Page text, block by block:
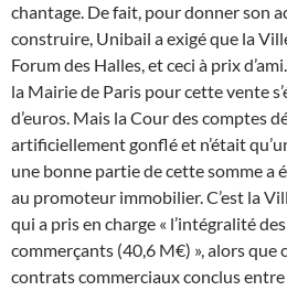
chantage. De fait, pour donner son
construire, Unibail a exigé que la
Forum des Halles, et ceci à prix
la Mairie de Paris pour cette vente
d’euros. Mais la Cour des comptes
artificiellement gonflé et n’était
une bonne partie de cette somme a
au promoteur immobilier. C’est la
qui a pris en charge « l’intégralité
commerçants (40,6 M€) », alors que
contrats commerciaux conclus